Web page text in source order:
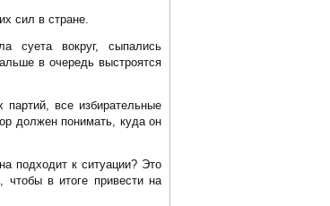
сил в стране.
суета вокруг, сыпались
в очередь выстроятся
все избирательные
должен понимать, куда он
подходит к ситуации? Это
в итоге привести на